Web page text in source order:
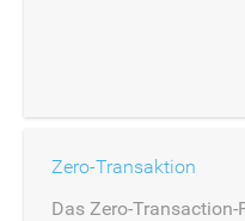
Zero-Transaktion
Das Zero-Transaction-